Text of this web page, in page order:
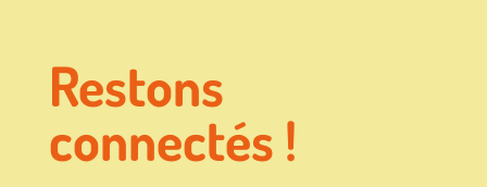
Restons
connectés !